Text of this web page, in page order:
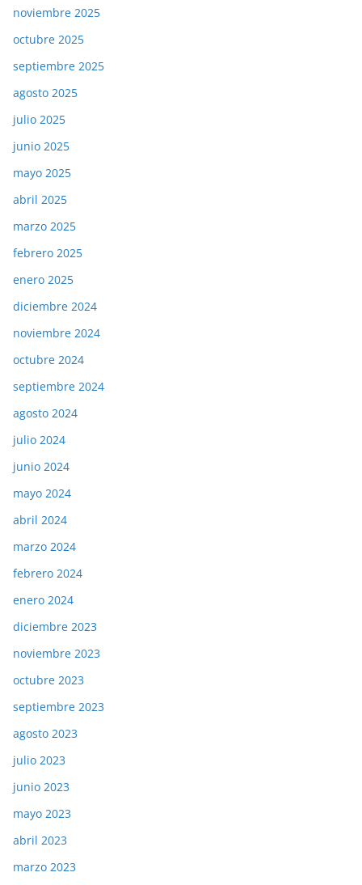
noviembre 2025
octubre 2025
septiembre 2025
agosto 2025
julio 2025
junio 2025
mayo 2025
abril 2025
marzo 2025
febrero 2025
enero 2025
diciembre 2024
noviembre 2024
octubre 2024
septiembre 2024
agosto 2024
julio 2024
junio 2024
mayo 2024
abril 2024
marzo 2024
febrero 2024
enero 2024
diciembre 2023
noviembre 2023
octubre 2023
septiembre 2023
agosto 2023
julio 2023
junio 2023
mayo 2023
abril 2023
marzo 2023